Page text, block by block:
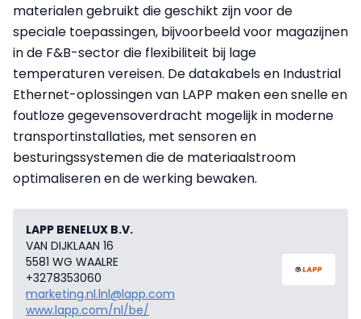
materialen gebruikt die geschikt zijn voor de
speciale toepassingen, bijvoorbeeld voor magazijnen
in de F&B-sector die flexibiliteit bij lage
temperaturen vereisen. De datakabels en Industrial
Ethernet-oplossingen van LAPP maken een snelle en
foutloze gegevensoverdracht mogelijk in moderne
transportinstallaties, met sensoren en
besturingssystemen die de materiaalstroom
optimaliseren en de werking bewaken.
LAPP BENELUX B.V.
VAN DIJKLAAN 16
5581 WG WAALRE
+3278353060
marketing.nl.lnl@lapp.com
www.lapp.com/nl/be/